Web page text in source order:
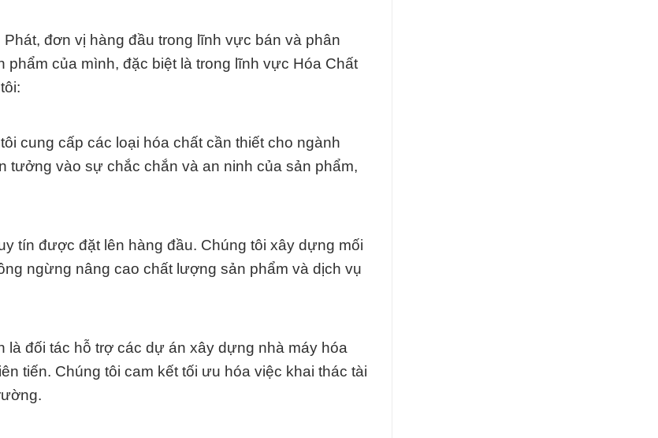
đơn vị hàng đầu trong lĩnh vực bán và phân
của mình, đặc biệt là trong lĩnh vực Hóa Chất
cung cấp các loại hóa chất cần thiết cho ngành
tưởng vào sự chắc chắn và an ninh của sản phẩm,
tín được đặt lên hàng đầu. Chúng tôi xây dựng mối
ngừng nâng cao chất lượng sản phẩm và dịch vụ
là đối tác hỗ trợ các dự án xây dựng nhà máy hóa
tiến. Chúng tôi cam kết tối ưu hóa việc khai thác tài